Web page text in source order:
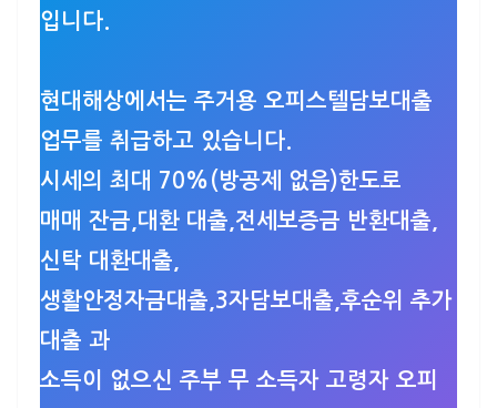
입니다.
현대해상에서는 주거용 오피스텔담보대출
업무를 취급하고 있습니다.
시세의 최대 70%(방공제 없음)한도로
매매 잔금,대환 대출,전세보증금 반환대출,
신탁 대환대출,
생활안정자금대출,3자담보대출,후순위 추가
대출 과
소득이 없으신 주부 무 소득자 고령자 오피